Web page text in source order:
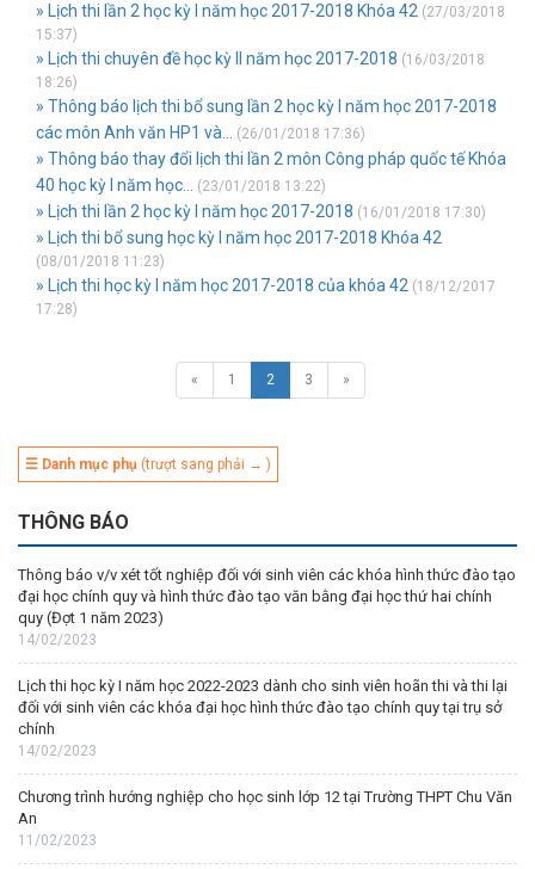
» Lịch thi lần 2 học kỳ I năm học 2017-2018 Khóa 42 (27/03/2018
15:37)
» Lịch thi chuyên đề học kỳ II năm học 2017-2018 (16/03/2018
18:26)
» Thông báo lịch thi bổ sung lần 2 học kỳ I năm học 2017-2018
các môn Anh văn HP1 và...
(26/01/2018 17:36)
» Thông báo thay đổi lịch thi lần 2 môn Công pháp quốc tế Khóa
40 học kỳ I năm học...
(23/01/2018 13:22)
» Lịch thi lần 2 học kỳ I năm học 2017-2018 (16/01/2018 17:30)
» Lịch thi bổ sung học kỳ I năm học 2017-2018 Khóa 42
(08/01/2018 11:23)
» Lịch thi học kỳ I năm học 2017-2018 của khóa 42 (18/12/2017
17:28)
« 1 2 3 »
☰ Danh mục phụ (trượt sang phải → )
THÔNG BÁO
Thông báo v/v xét tốt nghiệp đối với sinh viên các khóa hình thức đào tạo
đại học chính quy và hình thức đào tạo văn bằng đại học thứ hai chính
quy (Đợt 1 năm 2023)
14/02/2023
Lịch thi học kỳ I năm học 2022-2023 dành cho sinh viên hoãn thi và thi lại
đối với sinh viên các khóa đại học hình thức đào tạo chính quy tại trụ sở
chính
14/02/2023
Chương trình hướng nghiệp cho học sinh lớp 12 tại Trường THPT Chu Văn
An
11/02/2023